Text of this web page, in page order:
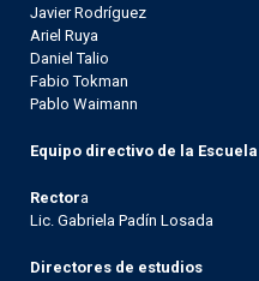
Javier Rodríguez
Ariel Ruya
Daniel Talio
Fabio Tokman
Pablo Waimann
Equipo directivo de la Escuela
Rectora
Lic. Gabriela Padín Losada
Directores de estudios